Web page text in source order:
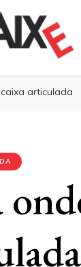
caixa articulada